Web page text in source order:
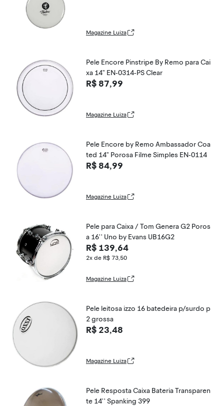
Magazine Luiza
Pele Encore Pinstripe By Remo para Cai
xa 14" EN-0314-PS Clear
R$ 87,99
Magazine Luiza
Pele Encore by Remo Ambassador Coa
ted 14" Porosa Filme Simples EN-0114
R$ 84,99
Magazine Luiza
Pele para Caixa / Tom Genera G2 Poros
a 16'' Uno by Evans UB16G2
R$ 139,64
2x de R$ 73,50
Magazine Luiza
Pele leitosa izzo 16 batedeira p/surdo p
2 grossa
R$ 23,48
Magazine Luiza
Pele Resposta Caixa Bateria Transparen
te 14'' Spanking 399